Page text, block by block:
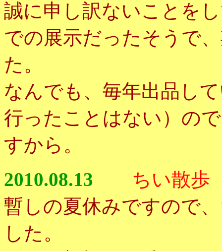
誠に申し訳ないことを
での展示だったそうで
た。
なんでも、毎年出品し
行ったことはない）の
すから。
2010.08.13
ちい散歩
暫しの夏休みですので
した。